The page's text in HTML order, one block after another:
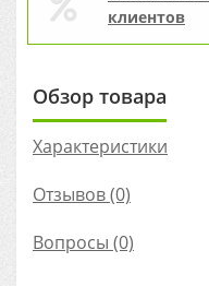
клиентов
Обзор товара
Характеристики
Отзывов (0)
Вопросы (0)